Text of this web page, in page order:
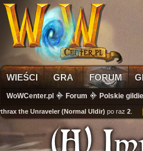
WIEŚCI GRA FORUM
WoWCenter.pl Forum Polskie gildie
Unraveler (Normal Uldir) po raz2.